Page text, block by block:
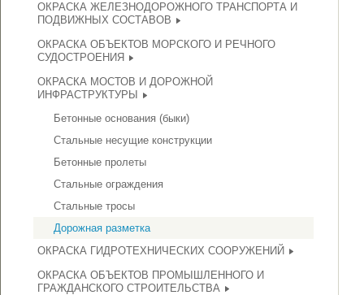
ОКРАСКА ЖЕЛЕЗНОДОРОЖНОГО ТРАНСПОРТА И
ПОДВИЖНЫХ СОСТАВОВ
ОКРАСКА ОБЪЕКТОВ МОРСКОГО И РЕЧНОГО
СУДОСТРОЕНИЯ
ОКРАСКА МОСТОВ И ДОРОЖНОЙ
ИНФРАСТРУКТУРЫ
Бетонные основания (быки)
Стальные несущие конструкции
Бетонные пролеты
Стальные ограждения
Стальные тросы
Дорожная разметка
ОКРАСКА ГИДРОТЕХНИЧЕСКИХ СООРУЖЕНИЙ
ОКРАСКА ОБЪЕКТОВ ПРОМЫШЛЕННОГО И
ГРАЖДАНСКОГО СТРОИТЕЛЬСТВА